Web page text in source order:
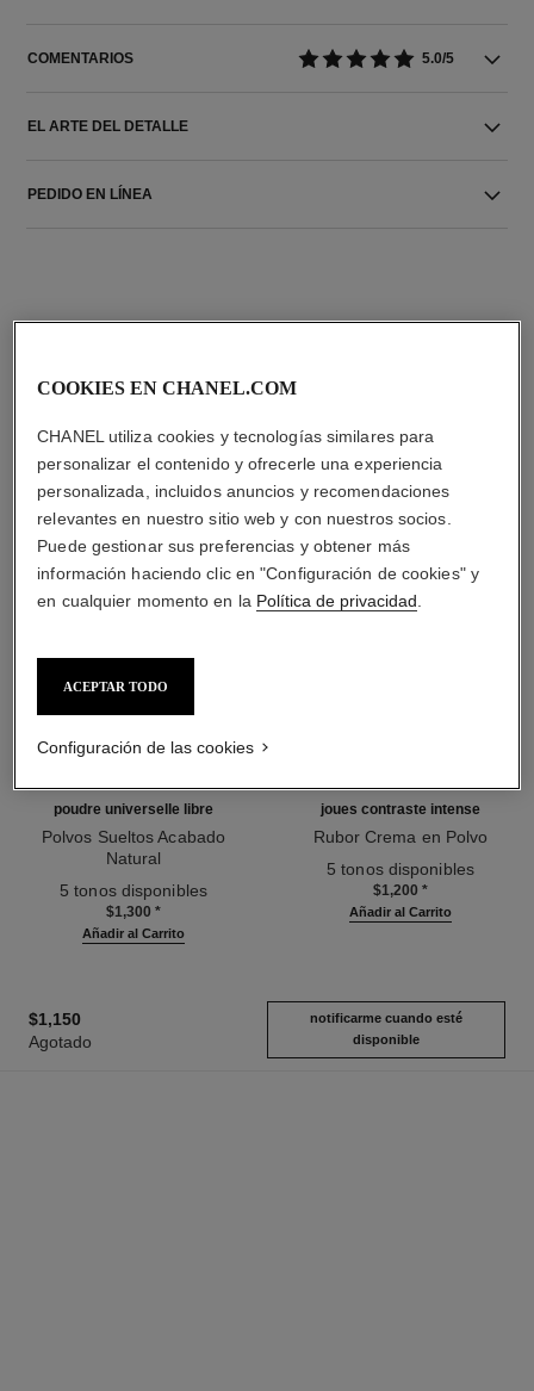
COMENTARIOS 5.0/5
EL ARTE DEL DETALLE
PEDIDO EN LÍNEA
poudre universelle libre
Polvos Sueltos Acabado
Natural
5 tonos disponibles
$1,300 *
Añadir al Carrito
joues contraste intense
Rubor Crema en Polvo
5 tonos disponibles
$1,200 *
Añadir al Carrito
$1,150
Agotado
notificarme cuando esté
disponible
COOKIES EN CHANEL.COM
CHANEL utiliza cookies y tecnologías similares para
personalizar el contenido y ofrecerle una experiencia
personalizada, incluidos anuncios y recomendaciones
relevantes en nuestro sitio web y con nuestros socios.
Puede gestionar sus preferencias y obtener más
información haciendo clic en "Configuración de cookies" y
en cualquier momento en la Política de privacidad
ACEPTAR TODO
Configuración de las cookies